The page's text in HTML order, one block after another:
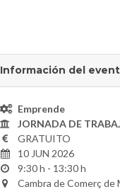
Información del
Emprende
JORNADA DE
GRATUITO
10 JUN 2026
9:30 h - 13:30 h
Cambra de Comerç de